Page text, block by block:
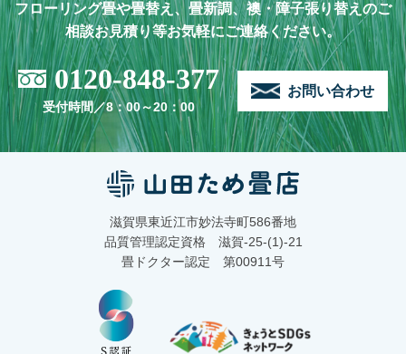
フローリング畳や畳替え、畳新調、襖・障子張り替えのご
相談お見積り等お気軽にご連絡ください。
0120-848-377
受付時間／8：00～20：00
お問い合わせ
滋賀県東近江市妙法寺町586番地
品質管理認定資格 滋賀-25-(1)-21
畳ドクター認定 第00911号